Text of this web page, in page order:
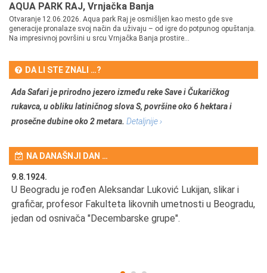
AQUA PARK RAJ, Vrnjačka Banja
Otvaranje 12.06.2026. Aqua park Raj je osmišljen kao mesto gde sve
generacije pronalaze svoj način da uživaju – od igre do potpunog opuštanja.
Na impresivnoj površini u srcu Vrnjačka Banja prostire...
DA LI STE ZNALI …?
Ada Safari je prirodno jezero između reke Save i Čukaričkog
rukavca, u obliku latiničnog slova S, površine oko 6 hektara i
prosečne dubine oko 2 metara. Detaljnije ›
NA DANAŠNJI DAN …
9.8.1924.
U Beogradu je rođen Aleksandar Luković Lukijan, slikar i
grafičar, profesor Fakulteta likovnih umetnosti u Beogradu,
jedan od osnivača "Decembarske grupe".